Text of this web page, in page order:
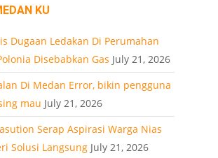
KU
Dugaan Ledakan Di Perumahan
Disebabkan Gas July 21, 2026
Di Medan Error, bikin pengguna
mau July 21, 2026
Serap Aspirasi Warga Nias
Solusi Langsung July 21, 2026